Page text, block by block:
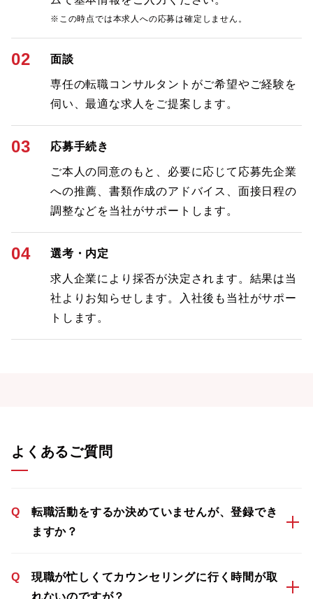
※この時点では本求人への応募は確定しません。
02 面談
専任の転職コンサルタントがご希望やご経験を
伺い、最適な求人をご提案します。
03 応募手続き
ご本人の同意のもと、必要に応じて応募先企業
への推薦、書類作成のアドバイス、面接日程の
調整などを当社がサポートします。
04 選考・内定
求人企業により採否が決定されます。結果は当
社よりお知らせします。入社後も当社がサポー
トします。
よくあるご質問
Q
転職活動をするか決めていませんが、登録でき
ますか？
Q
現職が忙しくてカウンセリングに行く時間が取
れないのですが？